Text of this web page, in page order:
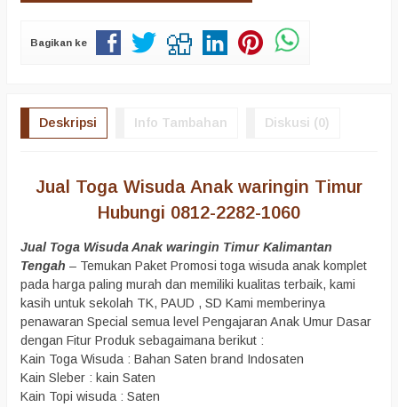
Bagikan ke
Deskripsi Info Tambahan Diskusi (0)
Jual Toga Wisuda Anak waringin Timur
Hubungi 0812-2282-1060
Jual Toga Wisuda Anak waringin Timur Kalimantan
Tengah – Temukan Paket Promosi toga wisuda anak komplet
pada harga paling murah dan memiliki kualitas terbaik, kami
kasih untuk sekolah TK, PAUD , SD Kami memberinya
penawaran Special semua level Pengajaran Anak Umur Dasar
dengan Fitur Produk sebagaimana berikut :
Kain Toga Wisuda : Bahan Saten brand Indosaten
Kain Sleber : kain Saten
Kain Topi wisuda : Saten